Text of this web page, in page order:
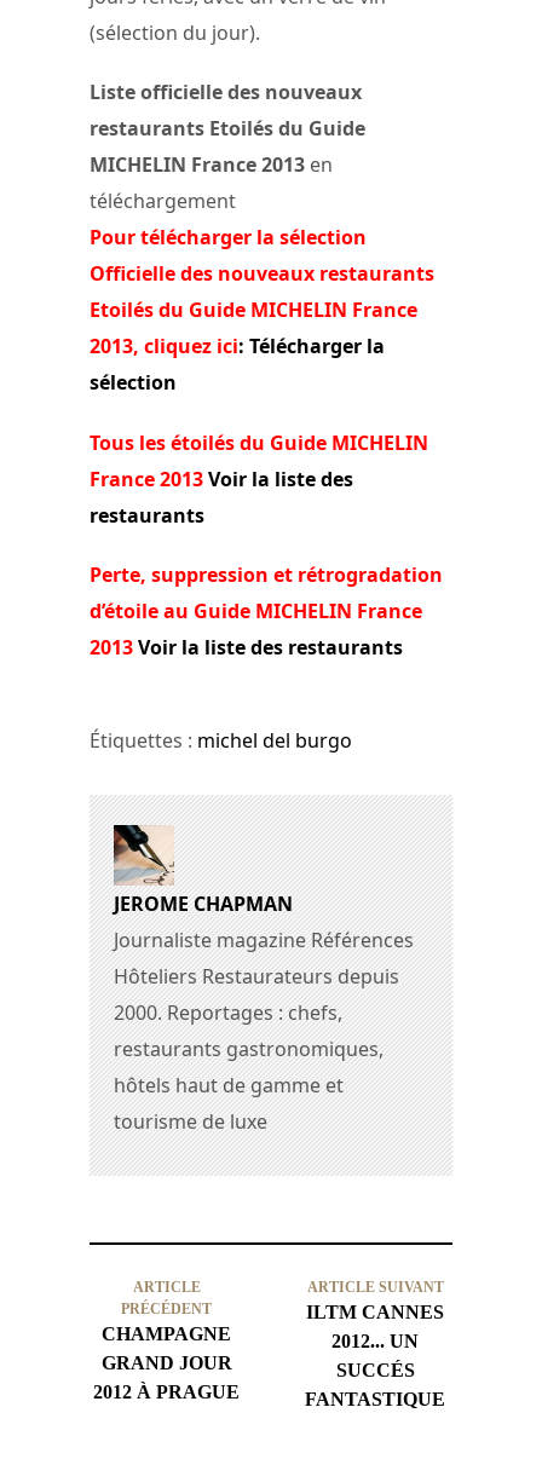
(sélection du jour).
Liste officielle des nouveaux
restaurants Etoilés du Guide
MICHELIN France 2013 en
téléchargement
Pour télécharger la sélection
Officielle des nouveaux restaurants
Etoilés du Guide MICHELIN France
2013, cliquez ici: Télécharger la
sélection
Tous les étoilés du Guide MICHELIN
France 2013Voir la liste des
restaurants
Perte, suppression et rétrogradation
d’étoile au Guide MICHELIN France
2013Voir la liste des restaurants
Étiquettes : michel del burgo
JEROME CHAPMAN
Journaliste magazine Références
Hôteliers Restaurateurs depuis
2000. Reportages : chefs,
restaurants gastronomiques,
hôtels haut de gamme et
tourisme de luxe
ARTICLE
PRÉCÉDENT
CHAMPAGNE
GRAND JOUR
2012 À PRAGUE
ARTICLE SUIVANT
ILTM CANNES
2012... UN
SUCCÉS
FANTASTIQUE